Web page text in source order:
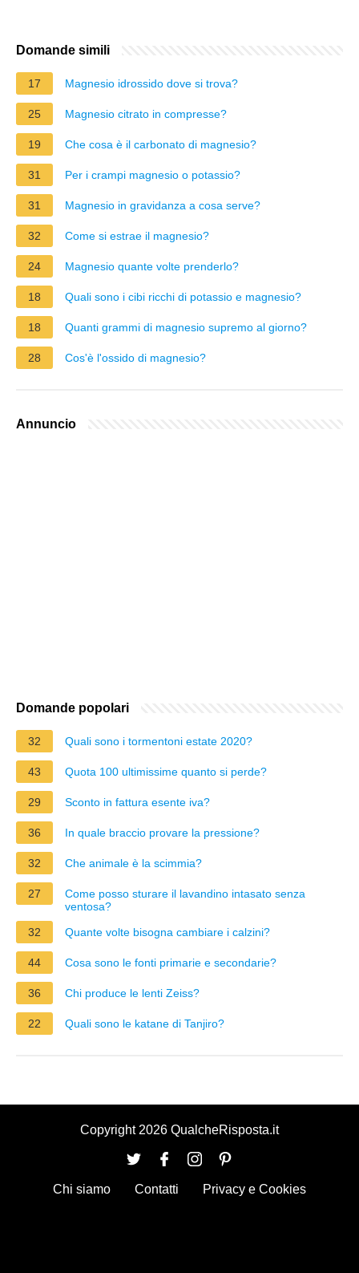
Domande simili
17 Magnesio idrossido dove si trova?
25 Magnesio citrato in compresse?
19 Che cosa è il carbonato di magnesio?
31 Per i crampi magnesio o potassio?
31 Magnesio in gravidanza a cosa serve?
32 Come si estrae il magnesio?
24 Magnesio quante volte prenderlo?
18 Quali sono i cibi ricchi di potassio e magnesio?
18 Quanti grammi di magnesio supremo al giorno?
28 Cos'è l'ossido di magnesio?
Annuncio
Domande popolari
32 Quali sono i tormentoni estate 2020?
43 Quota 100 ultimissime quanto si perde?
29 Sconto in fattura esente iva?
36 In quale braccio provare la pressione?
32 Che animale è la scimmia?
27
Come posso sturare il lavandino intasato senza
ventosa?
32
Quante volte bisogna cambiare i calzini?
44 Cosa sono le fonti primarie e secondarie?
36 Chi produce le lenti Zeiss?
22 Quali sono le katane di Tanjiro?
Copyright 2026 QualcheRisposta.it
Chi siamo Contatti Privacy e Cookies